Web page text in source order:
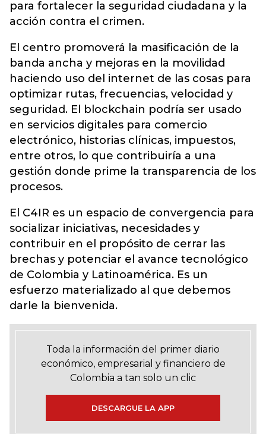
para fortalecer la seguridad ciudadana y la
acción contra el crimen.
El centro promoverá la masificación de la
banda ancha y mejoras en la movilidad
haciendo uso del internet de las cosas para
optimizar rutas, frecuencias, velocidad y
seguridad. El blockchain podría ser usado
en servicios digitales para comercio
electrónico, historias clínicas, impuestos,
entre otros, lo que contribuiría a una
gestión donde prime la transparencia de los
procesos.
El C4IR es un espacio de convergencia para
socializar iniciativas, necesidades y
contribuir en el propósito de cerrar las
brechas y potenciar el avance tecnológico
de Colombia y Latinoamérica. Es un
esfuerzo materializado al que debemos
darle la bienvenida.
Toda la información del primer diario
económico, empresarial y financiero de
Colombia a tan solo un clic
DESCARGUE LA APP